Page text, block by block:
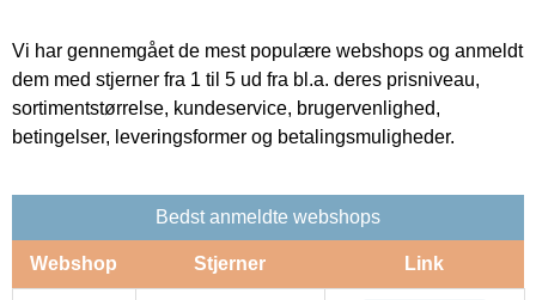
Vi har gennemgået de mest populære webshops og anmeldt
dem med stjerner fra 1 til 5 ud fra bl.a. deres prisniveau,
sortimentstørrelse, kundeservice, brugervenlighed,
betingelser, leveringsformer og betalingsmuligheder.
Bedst anmeldte webshops
Webshop Stjerner Link